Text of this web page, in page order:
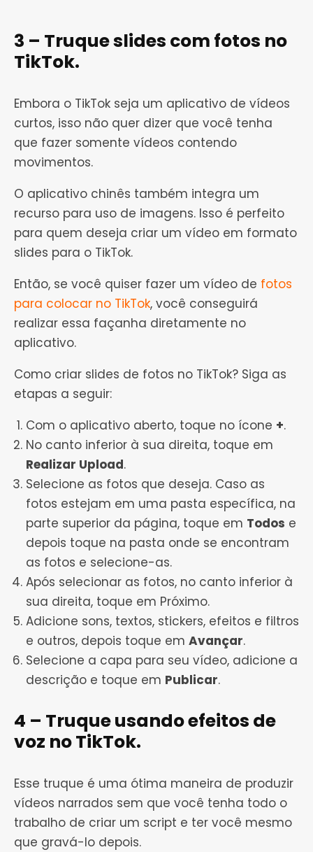
3 – Truque slides com fotos no
TikTok.
Embora o TikTok seja um aplicativo de vídeos
curtos, isso não quer dizer que você tenha
que fazer somente vídeos contendo
movimentos.
O aplicativo chinês também integra um
recurso para uso de imagens. Isso é perfeito
para quem deseja criar um vídeo em formato
slides para o TikTok.
Então, se você quiser fazer um vídeo de fotos
para colocar no TikTok, você conseguirá
realizar essa façanha diretamente no
aplicativo.
Como criar slides de fotos no TikTok? Siga as
etapas a seguir:
Com o aplicativo aberto, toque no ícone +.
No canto inferior à sua direita, toque em
Realizar Upload.
Selecione as fotos que deseja. Caso as
fotos estejam em uma pasta específica, na
parte superior da página, toque em Todos e
depois toque na pasta onde se encontram
as fotos e selecione-as.
Após selecionar as fotos, no canto inferior à
sua direita, toque em Próximo.
Adicione sons, textos, stickers, efeitos e filtros
e outros, depois toque em Avançar.
Selecione a capa para seu vídeo, adicione a
descrição e toque em Publicar.
4 – Truque usando efeitos de
voz no TikTok.
Esse truque é uma ótima maneira de produzir
vídeos narrados sem que você tenha todo o
trabalho de criar um script e ter você mesmo
que gravá-lo depois.